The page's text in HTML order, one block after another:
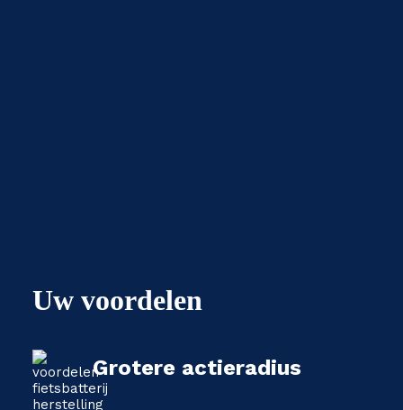
Uw voordelen
Grotere actieradius